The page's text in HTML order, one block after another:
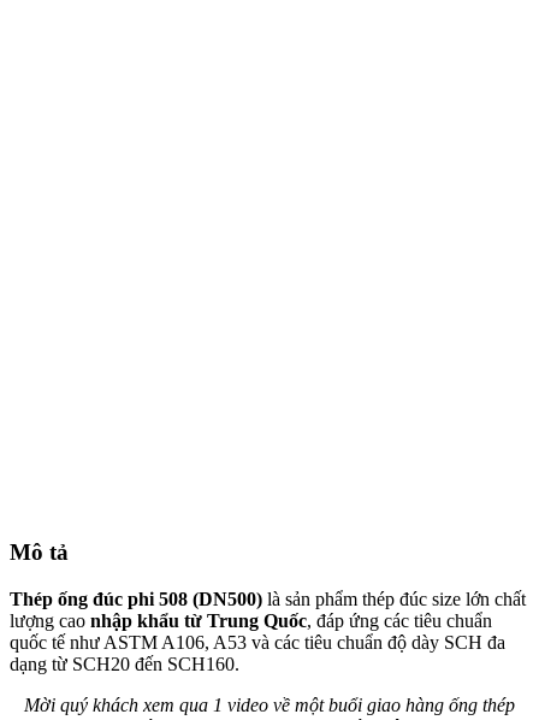
Mô tả
Thép ống đúc phi 508 (DN500) là sản phẩm thép đúc size lớn chất
lượng cao nhập khẩu từ Trung Quốc, đáp ứng các tiêu chuẩn
quốc tế như ASTM A106, A53 và các tiêu chuẩn độ dày SCH đa
dạng từ SCH20 đến SCH160.
Mời quý khách xem qua 1 video về một buổi giao hàng ống thép